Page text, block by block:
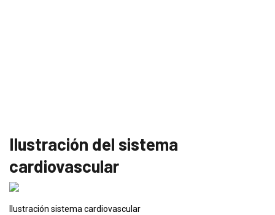
Ilustración del sistema
cardiovascular
Ilustración sistema cardiovascular